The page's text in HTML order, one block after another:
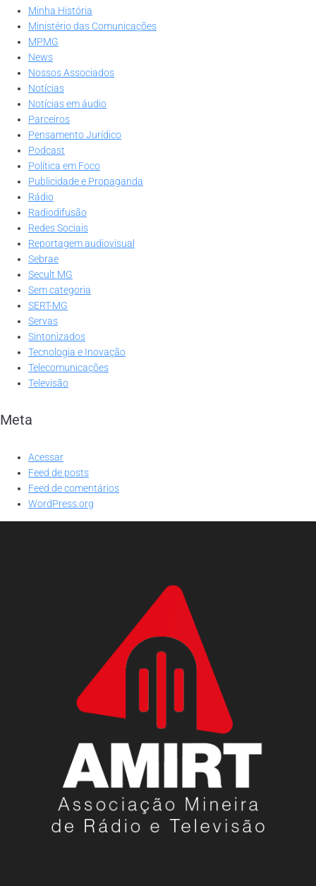
Minha História
Ministério das Comunicações
MPMG
News
Nossos Associados
Notícias
Notícias em áudio
Parceiros
Pensamento Jurídico
Podcast
Política em Foco
Publicidade e Propaganda
Rádio
Radiodifusão
Redes Sociais
Reportagem audiovisual
Sebrae
Secult MG
Sem categoria
SERT-MG
Servas
Sintonizados
Tecnologia e Inovação
Telecomunicações
Televisão
Meta
Acessar
Feed de posts
Feed de comentários
WordPress.org